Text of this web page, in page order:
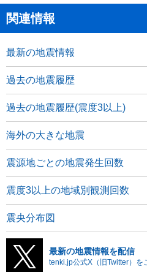
関連情報
最新の地震情報
過去の地震履歴
過去の地震履歴(震度3以上)
海外の大きな地震
震源地ごとの地震発生回数
震度3以上の地域別観測回数
震央分布図
最新の地震情報を配信
tenki.jp公式X（旧Twitter）を